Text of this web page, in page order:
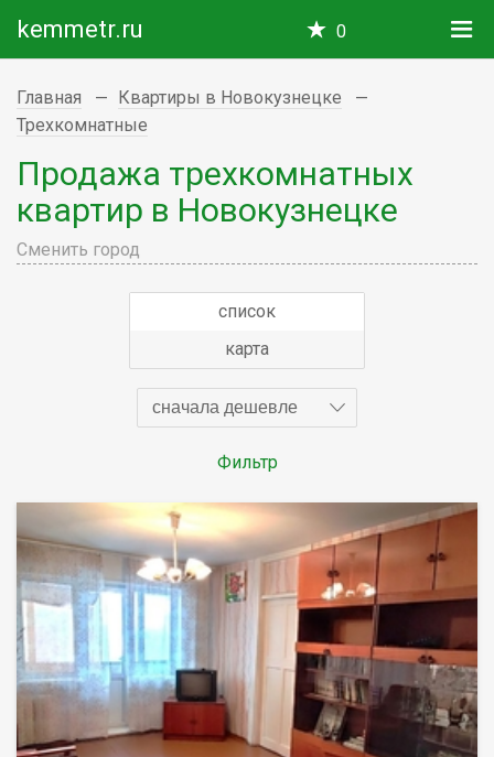
kemmetr.ru 0
Главная
Квартиры в Новокузнецке
Трехкомнатные
Продажа трехкомнатных
квартир в Новокузнецке
Сменить город
список
карта
сначала дешевле
Фильтр